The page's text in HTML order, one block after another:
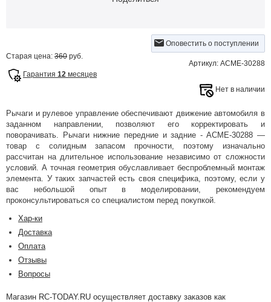
Оповестить о поступлении
Старая цена: 360 руб.
Артикул: ACME-30288
Гарантия 12 месяцев
Нет в наличии
Рычаги и рулевое управление обеспечивают движение автомобиля в
заданном направлении, позволяют его корректировать и
поворачивать. Рычаги нижние передние и задние - ACME-30288 —
товар с солидным запасом прочности, поэтому изначально
рассчитан на длительное использование независимо от сложности
условий. А точная геометрия обуславливает беспроблемный монтаж
элемента. У таких запчастей есть своя специфика, поэтому, если у
вас небольшой опыт в моделировании, рекомендуем
проконсультироваться со специалистом перед покупкой.
Хар-ки
Доставка
Оплата
Отзывы
Вопросы
Магазин RC-TODAY.RU осуществляет доставку заказов как